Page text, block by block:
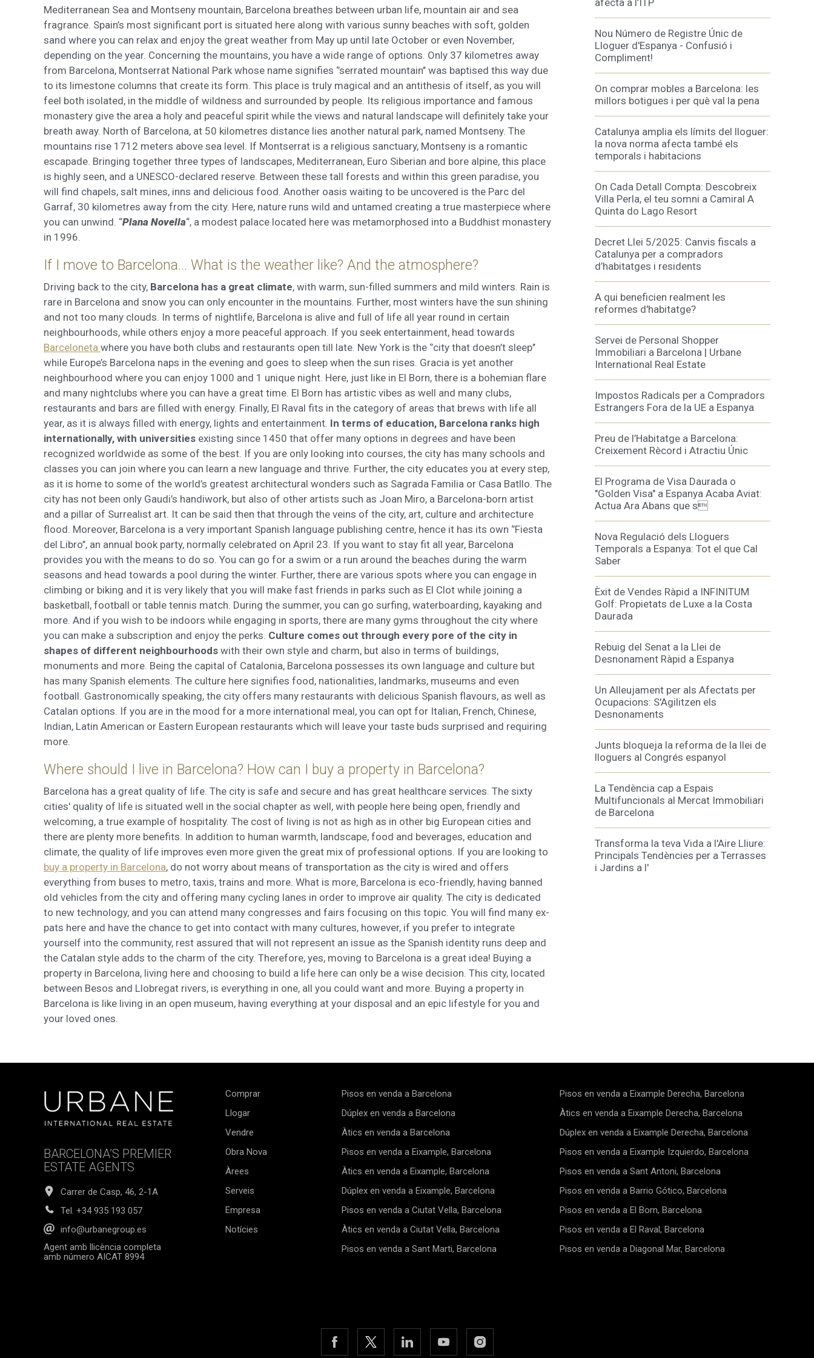
Mediterranean Sea and Montseny mountain, Barcelona breathes between urban life, mountain air and sea
fragrance. Spain’s most significant port is situated here along with various sunny beaches with soft, golden
sand where you can relax and enjoy the great weather from May up until late October or even November,
depending on the year. Concerning the mountains, you have a wide range of options. Only 37 kilometres away
from Barcelona, Montserrat National Park whose name signifies ‘’serrated mountain’’ was baptised this way due
to its limestone columns that create its form. This place is truly magical and an antithesis of itself, as you will
feel both isolated, in the middle of wildness and surrounded by people. Its religious importance and famous
monastery give the area a holy and peaceful spirit while the views and natural landscape will definitely take your
breath away. North of Barcelona, at 50 kilometres distance lies another natural park, named Montseny. The
mountains rise 1712 meters above sea level. If Montserrat is a religious sanctuary, Montseny is a romantic
escapade. Bringing together three types of landscapes, Mediterranean, Euro Siberian and bore alpine, this place
is highly seen, and a UNESCO-declared reserve. Between these tall forests and within this green paradise, you
will find chapels, salt mines, inns and delicious food. Another oasis waiting to be uncovered is the Parc del
Garraf, 30 kilometres away from the city. Here, nature runs wild and untamed creating a true masterpiece where
you can unwind. “Plana Novella“, a modest palace located here was metamorphosed into a Buddhist monastery
in 1996.
If I move to Barcelona... What is the weather like? And the atmosphere?
Driving back to the city, Barcelona has a great climate, with warm, sun-filled summers and mild winters. Rain is
rare in Barcelona and snow you can only encounter in the mountains. Further, most winters have the sun shining
and not too many clouds. In terms of nightlife, Barcelona is alive and full of life all year round in certain
neighbourhoods, while others enjoy a more peaceful approach. If you seek entertainment, head towards
Barceloneta where you have both clubs and restaurants open till late. New York is the ‘’city that doesn’t sleep’’
while Europe’s Barcelona naps in the evening and goes to sleep when the sun rises. Gracia is yet another
neighbourhood where you can enjoy 1000 and 1 unique night. Here, just like in El Born, there is a bohemian flare
and many nightclubs where you can have a great time. El Born has artistic vibes as well and many clubs,
restaurants and bars are filled with energy. Finally, El Raval fits in the category of areas that brews with life all
year, as it is always filled with energy, lights and entertainment. In terms of education, Barcelona ranks high
internationally, with universities existing since 1450 that offer many options in degrees and have been
recognized worldwide as some of the best. If you are only looking into courses, the city has many schools and
classes you can join where you can learn a new language and thrive. Further, the city educates you at every step,
as it is home to some of the world’s greatest architectural wonders such as Sagrada Familia or Casa Batllo. The
city has not been only Gaudi’s handiwork, but also of other artists such as Joan Miro, a Barcelona-born artist
and a pillar of Surrealist art. It can be said then that through the veins of the city, art, culture and architecture
flood. Moreover, Barcelona is a very important Spanish language publishing centre, hence it has its own ‘’Fiesta
del Libro’’, an annual book party, normally celebrated on April 23. If you want to stay fit all year, Barcelona
provides you with the means to do so. You can go for a swim or a run around the beaches during the warm
seasons and head towards a pool during the winter. Further, there are various spots where you can engage in
climbing or biking and it is very likely that you will make fast friends in parks such as El Clot while joining a
basketball, football or table tennis match. During the summer, you can go surfing, waterboarding, kayaking and
more. And if you wish to be indoors while engaging in sports, there are many gyms throughout the city where
you can make a subscription and enjoy the perks. Culture comes out through every pore of the city in
shapes of different neighbourhoods with their own style and charm, but also in terms of buildings,
monuments and more. Being the capital of Catalonia, Barcelona possesses its own language and culture but
has many Spanish elements. The culture here signifies food, nationalities, landmarks, museums and even
football. Gastronomically speaking, the city offers many restaurants with delicious Spanish flavours, as well as
Catalan options. If you are in the mood for a more international meal, you can opt for Italian, French, Chinese,
Indian, Latin American or Eastern European restaurants which will leave your taste buds surprised and requiring
more.
Where should I live in Barcelona? How can I buy a property in Barcelona?
Barcelona has a great quality of life. The city is safe and secure and has great healthcare services. The sixty
cities' quality of life is situated well in the social chapter as well, with people here being open, friendly and
welcoming, a true example of hospitality. The cost of living is not as high as in other big European cities and
there are plenty more benefits. In addition to human warmth, landscape, food and beverages, education and
climate, the quality of life improves even more given the great mix of professional options. If you are looking to
buy a property in Barcelona, do not worry about means of transportation as the city is wired and offers
everything from buses to metro, taxis, trains and more. What is more, Barcelona is eco-friendly, having banned
old vehicles from the city and offering many cycling lanes in order to improve air quality. The city is dedicated
to new technology, and you can attend many congresses and fairs focusing on this topic. You will find many ex-
pats here and have the chance to get into contact with many cultures, however, if you prefer to integrate
yourself into the community, rest assured that will not represent an issue as the Spanish identity runs deep and
the Catalan style adds to the charm of the city. Therefore, yes, moving to Barcelona is a great idea! Buying a
property in Barcelona, living here and choosing to build a life here can only be a wise decision. This city, located
between Besos and Llobregat rivers, is everything in one, all you could want and more. Buying a property in
Barcelona is like living in an open museum, having everything at your disposal and an epic lifestyle for you and
your loved ones.
afecta a l’ITP
Nou Número de Registre Únic de
Lloguer d'Espanya - Confusió i
Compliment!
On comprar mobles a Barcelona: les
millors botigues i per què val la pena
Catalunya amplia els límits del lloguer:
la nova norma afecta també els
temporals i habitacions
On Cada Detall Compta: Descobreix
Villa Perla, el teu somni a Camiral A
Quinta do Lago Resort
Decret Llei 5/2025: Canvis fiscals a
Catalunya per a compradors
d’habitatges i residents
A qui beneficien realment les
reformes d'habitatge?
Servei de Personal Shopper
Immobiliari a Barcelona | Urbane
International Real Estate
Impostos Radicals per a Compradors
Estrangers Fora de la UE a Espanya
Preu de l’Habitatge a Barcelona:
Creixement Rècord i Atractiu Únic
El Programa de Visa Daurada o
"Golden Visa" a Espanya Acaba Aviat:
Actua Ara Abans que s
Nova Regulació dels Lloguers
Temporals a Espanya: Tot el que Cal
Saber
Èxit de Vendes Ràpid a INFINITUM
Golf: Propietats de Luxe a la Costa
Daurada
Rebuig del Senat a la Llei de
Desnonament Ràpid a Espanya
Un Alleujament per als Afectats per
Ocupacions: S'Agilitzen els
Desnonaments
Junts bloqueja la reforma de la llei de
lloguers al Congrés espanyol
La Tendència cap a Espais
Multifuncionals al Mercat Immobiliari
de Barcelona
Transforma la teva Vida a l'Aire Lliure:
Principals Tendències per a Terrasses
i Jardins a l'
BARCELONA’S PREMIER
ESTATE AGENTS
Carrer de Casp, 46, 2-1A
Tel. +34 935 193 057
info@urbanegroup.es
Agent amb llicència completa
amb número AICAT 8994
Comprar
Llogar
Vendre
Obra Nova
Àrees
Serveis
Empresa
Notícies
Pisos en venda a Barcelona
Dúplex en venda a Barcelona
Àtics en venda a Barcelona
Pisos en venda a Eixample, Barcelona
Àtics en venda a Eixample, Barcelona
Dúplex en venda a Eixample, Barcelona
Pisos en venda a Ciutat Vella, Barcelona
Àtics en venda a Ciutat Vella, Barcelona
Pisos en venda a Sant Marti, Barcelona
Pisos en venda a Eixample Derecha, Barcelona
Àtics en venda a Eixample Derecha, Barcelona
Dúplex en venda a Eixample Derecha, Barcelona
Pisos en venda a Eixample Izquierdo, Barcelona
Pisos en venda a Sant Antoni, Barcelona
Pisos en venda a Barrio Gótico, Barcelona
Pisos en venda a El Born, Barcelona
Pisos en venda a El Raval, Barcelona
Pisos en venda a Diagonal Mar, Barcelona
Marketing i publicitat
Aquestes cookies són utilitzades per emmagatzemar informació sobre les
preferències i les eleccions personals de l'usuari a través de l'observació continuada
dels seus hàbits de navegació. Gràcies a elles, podem conèixer els hàbits de
navegació al lloc web i mostrar publicitat relacionada amb el perfil de navegació de
l'usuari.
Guardar configuració Acceptar totes